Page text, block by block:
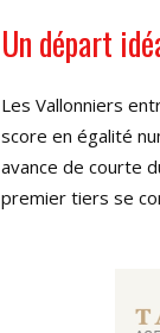
Un départ
Les Vallonniers
score en égalité
avance de courte
premier tiers se